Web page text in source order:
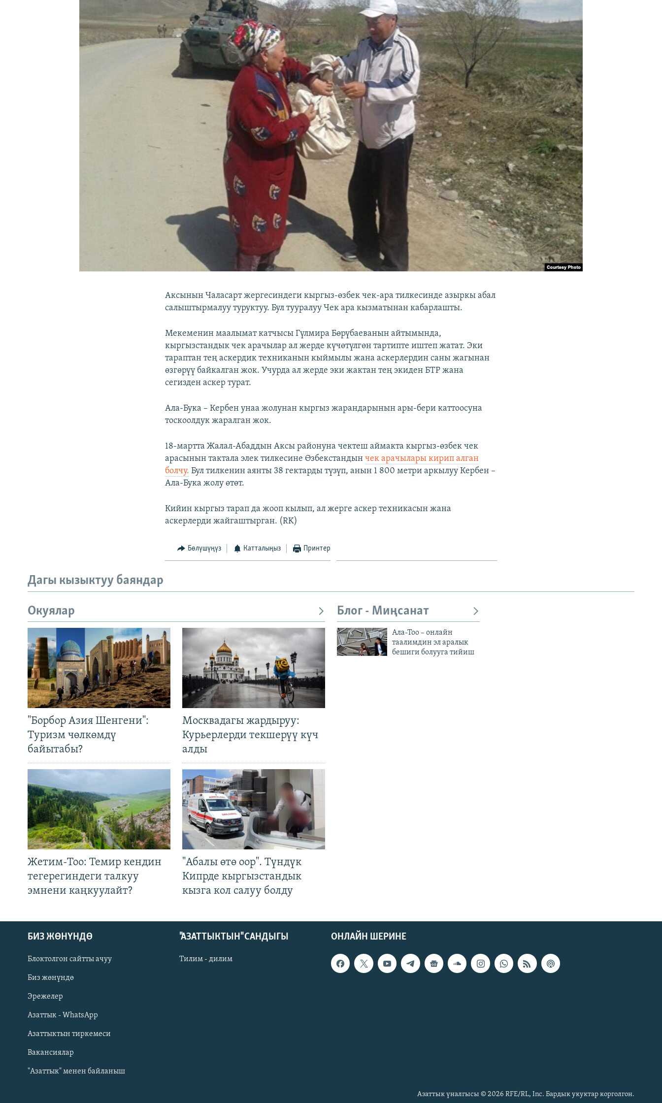
Русский
ОНЛАЙН ШЕРИНЕ
Аксынын Чаласарт жергесиндеги кыргыз-өзбек чек-ара тилкесинде азыркы абал
салыштырмалуу туруктуу. Бул тууралуу Чек ара кызматынан кабарлашты.
Мекеменин маалымат катчысы Гүлмира Бөрүбаеванын айтымында,
кыргызстандык чек арачылар ал жерде күчөтүлгөн тартипте иштеп жатат. Эки
тараптан тең аскердик техниканын кыймылы жана аскерлердин саны жагынан
өзгөрүү байкалган жок. Учурда ал жерде эки жактан тең экиден БТР жана
сегизден аскер турат.
Ала-Бука – Кербен унаа жолунан кыргыз жарандарынын ары-бери каттоосуна
тоскоолдук жаралган жок.
18-мартта Жалал-Абаддын Аксы районуна чектеш аймакта кыргыз-өзбек чек
арасынын тактала элек тилкесине Өзбекстандынчек арачылары кирип алган
болчу. Бул тилкенин аянты 38 гектарды түзүп, анын 1 800 метри аркылуу Кербен –
Ала-Бука жолу өтөт.
Кийин кыргыз тарап да жооп кылып, ал жерге аскер техникасын жана
аскерлерди жайгаштырган. (RK)
Бөлүшүңүз Катталыңыз Принтер
Дагы кызыктуу баяндар
Окуялар
"Борбор Азия Шенгени":
Туризм чөлкөмдү
байытабы?
Москвадагы жардыруу:
Курьерлерди текшерүү күч
алды
Жетим-Тоо: Темир кендин
тегерегиндеги талкуу
эмнени каңкуулайт?
"Абалы өтө оор". Түндүк
Кипрде кыргызстандык
кызга кол салуу болду
Блог - Миңсанат
Ала-Тоо – онлайн
таалимдин эл аралык
бешиги болууга тийиш
ОНЛАЙН ШЕРИНЕ
БИЗ ЖӨНҮНДӨ
Блоктолгон сайтты ачуу
Биз жөнүндө
Эрежелер
Азаттык - WhatsApp
Азаттыктын тиркемеси
Вакансиялар
"Азаттык" менен байланыш
"АЗАТТЫКТЫН" САНДЫГЫ
Тилим - дилим
Азаттык үналгысы © 2026 RFE/RL, Inc. Бардык укуктар корголгон.